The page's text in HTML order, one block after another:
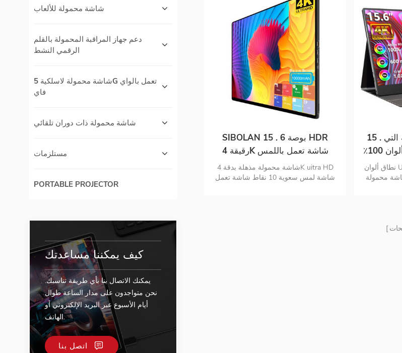
SIBOLAN 15 . 6 بوصة HDR
رقيقة 4K شاشة تعمل باللمس
المحمولة شاشة مزدوجة
شاشة محمولة مذهلة بدقة 4K uitra HD
شاشة لمس سعوية 10 نقاط شاشة تعمل
15 . شاشة الألعاب المحمولة التي
تعمل باللمس بمجموعة ألوان 100٪
نطاق ألوان UHD 4K بنسبة 100٪ RGB 10
محمولة
شاشة محمولة للألعاب
دعم جهاز المراقبة المحمولة بالقلم
الرقمي النشط
شاشة محمولة لاسلكية 5G تعمل بالواي
فاي
شاشة محمولة ذات دوران تلقائي
مستلزمات
PORTABLE PROJECTOR
كيف يمكننا مساعدتك
يمكنك الاتصال بنا بأي طريقة تناسبك.
نحن متواجدون على مدار الساعة طوال
أيام الأسبوع عبر البريد الإلكتروني أو
الهاتف.
اتصل بنا